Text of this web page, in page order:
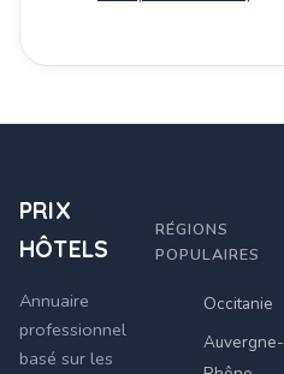
PRIX
HÔTELS
Annuaire
professionnel
basé sur les
RÉGIONS
POPULAIRES
Occitanie
Auvergne-